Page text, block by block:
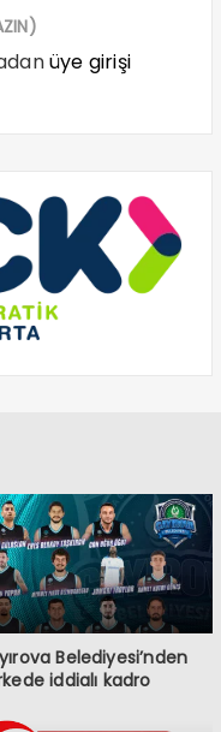
üye girişi
Belediyesi’nden
iddialı kadro